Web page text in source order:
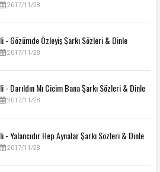
2017/11/28
- Gözümde Özleyiş Şarkı Sözleri & Dinle
2017/11/28
- Darıldın Mı Cicim Bana Şarkı Sözleri & Dinle
2017/11/28
- Yalancıdır Hep Aynalar Şarkı Sözleri & Dinle
2017/11/28